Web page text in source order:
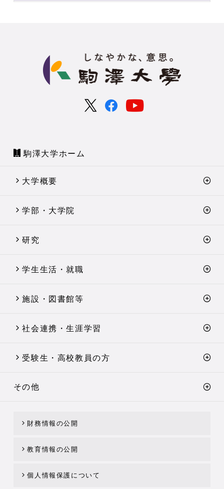
駒澤大学ホーム
大学概要
学部・大学院
研究
学生生活・就職
施設・図書館等
社会連携・生涯学習
受験生・高校教員の方
その他
財務情報の公開
教育情報の公開
個人情報保護について